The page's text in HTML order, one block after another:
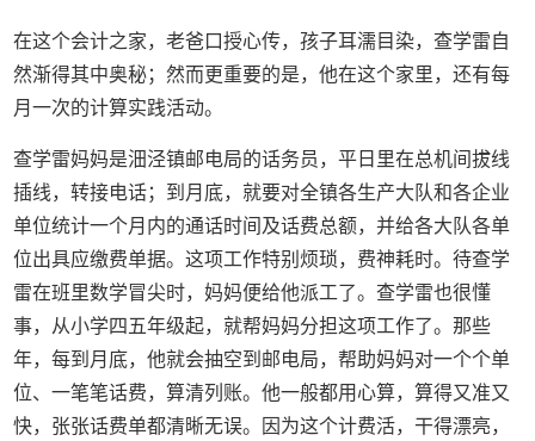
在这个会计之家，老爸口授心传，孩子耳濡目染，查学雷自
然渐得其中奥秘；然而更重要的是，他在这个家里，还有每
月一次的计算实践活动。
查学雷妈妈是沺泾镇邮电局的话务员，平日里在总机间拔线
插线，转接电话；到月底，就要对全镇各生产大队和各企业
单位统计一个月内的通话时间及话费总额，并给各大队各单
位出具应缴费单据。这项工作特别烦琐，费神耗时。待查学
雷在班里数学冒尖时，妈妈便给他派工了。查学雷也很懂
事，从小学四五年级起，就帮妈妈分担这项工作了。那些
年，每到月底，他就会抽空到邮电局，帮助妈妈对一个个单
位、一笔笔话费，算清列账。他一般都用心算，算得又准又
快，张张话费单都清晰无误。因为这个计费活，干得漂亮，